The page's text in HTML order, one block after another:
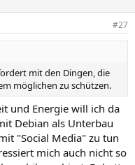
#27
mit den Dingen, die
möglichen zu schützen.
und Energie will ich da
Debian als Unterbau
"Social Media" zu tun
mich auch nicht so